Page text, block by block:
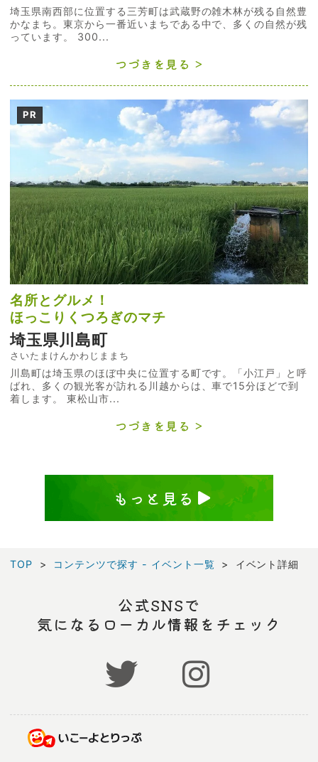
埼玉県南西部に位置する三芳町は武蔵野の雑木林が残る自然豊
かなまち。東京から一番近いまちである中で、多くの自然が残
っています。 300...
つづきを見る
PR
名所とグルメ！
ほっこりくつろぎのマチ
埼玉県川島町
さいたまけんかわじままち
川島町は埼玉県のほぼ中央に位置する町です。「小江戸」と呼
ばれ、多くの観光客が訪れる川越からは、車で15分ほどで到
着します。 東松山市...
つづきを見る
もっと見る
TOP コンテンツで探す - イベント一覧 イベント詳細
公式SNSで
気になるローカル情報をチェック